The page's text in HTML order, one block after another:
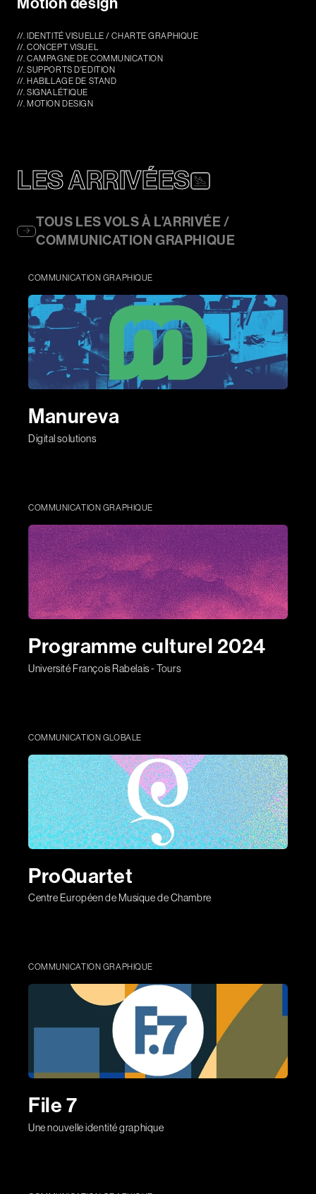
//. IDENTITÉ VISUELLE / CHARTE GRAPHIQUE
//. CONCEPT VISUEL
//. CAMPAGNE DE COMMUNICATION
//. SUPPORTS D'EDITION
//. HABILLAGE DE STAND
//. SIGNALÉTIQUE
//. MOTION DESIGN
LES ARRIVÉES
TOUS LES VOLS À L’ARRIVÉE /
COMMUNICATION GRAPHIQUE
COMMUNICATION GRAPHIQUE
Manureva
Digital solutions
COMMUNICATION GRAPHIQUE
Programme culturel 2024
Université François Rabelais - Tours
COMMUNICATION GLOBALE
ProQuartet
Centre Européen de Musique de Chambre
COMMUNICATION GRAPHIQUE
File 7
Une nouvelle identité graphique
Contact
Actualités
Newsletter